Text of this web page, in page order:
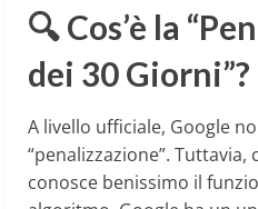
🔍 Cos’è la
dei 30 Giorni”?
A livello ufficiale, Google
“penalizzazione”. Tuttavia,
conosce benissimo il